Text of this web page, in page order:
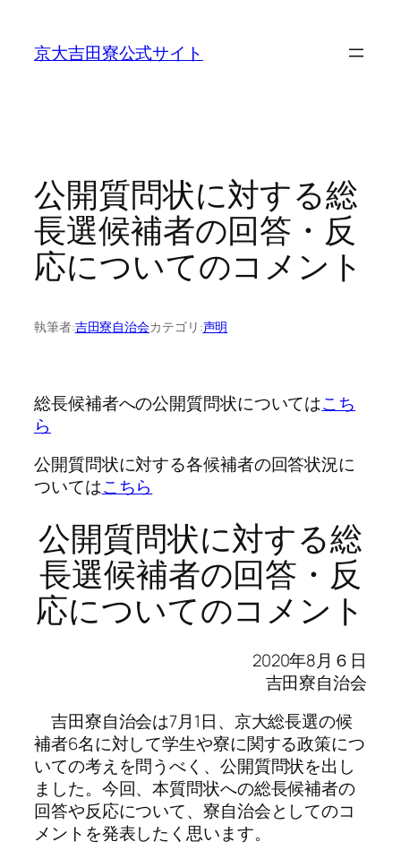
京大吉田寮公式サイト
公開質問状に対する総
長選候補者の回答・反
応についてのコメント
執筆者:吉田寮自治会カテゴリ:声明
総長候補者への公開質問状についてはこち
ら
公開質問状に対する各候補者の回答状況に
ついてはこちら
公開質問状に対する総
長選候補者の回答・反
応についてのコメント
2020年8月６日
吉田寮自治会
吉田寮自治会は7月1日、京大総長選の候
補者6名に対して学生や寮に関する政策につ
いての考えを問うべく、公開質問状を出し
ました。今回、本質問状への総長候補者の
回答や反応について、寮自治会としてのコ
メントを発表したく思います。